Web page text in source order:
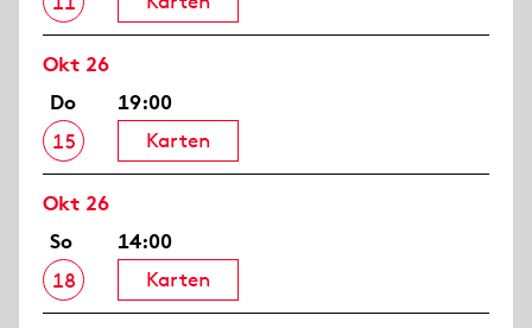
Okt 26
Do
15
19:00
Karten
Okt 26
So
18
14:00
Karten